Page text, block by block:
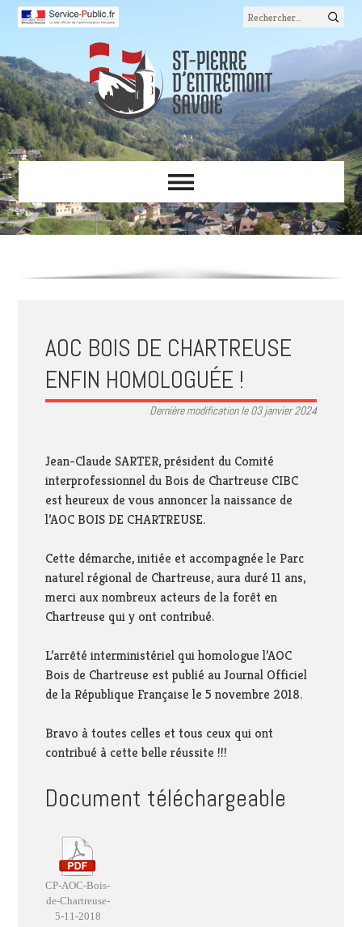
AOC BOIS DE CHARTREUSE
ENFIN HOMOLOGUÉE !
Dernière modification le 03 janvier 2024
Jean-Claude SARTER, président du Comité
interprofessionnel du Bois de Chartreuse CIBC
est heureux de vous annoncer la naissance de
l’AOC BOIS DE CHARTREUSE.
Cette démarche, initiée et accompagnée le Parc
naturel régional de Chartreuse, aura duré 11 ans,
merci aux nombreux acteurs de la forêt en
Chartreuse qui y ont contribué.
L’arrêté interministériel qui homologue l’AOC
Bois de Chartreuse est publié au Journal Officiel
de la République Française le 5 novembre 2018.
Bravo à toutes celles et tous ceux qui ont
contribué à cette belle réussite !!!
Document téléchargeable
CP-AOC-Bois-
de-Chartreuse-
5-11-2018